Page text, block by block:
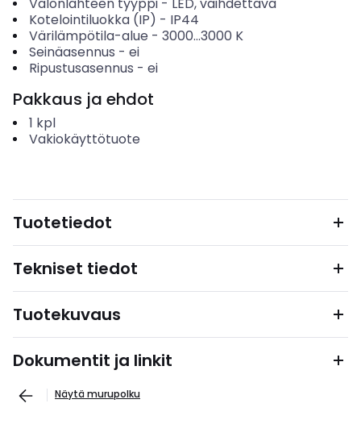
Kotelointiluokka (IP) - IP44
Värilämpötila-alue - 3000...3000 K
Seinäasennus - ei
Ripustusasennus - ei
Pakkaus ja ehdot
1 kpl
Vakiokäyttötuote
Tuotetiedot
Tekniset tiedot
Tuotekuvaus
Dokumentit ja linkit
Näytä murupolku